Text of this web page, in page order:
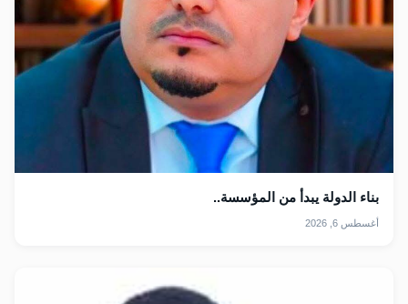
بناء الدولة يبدأ من المؤسسة..
أغسطس 6, 2026